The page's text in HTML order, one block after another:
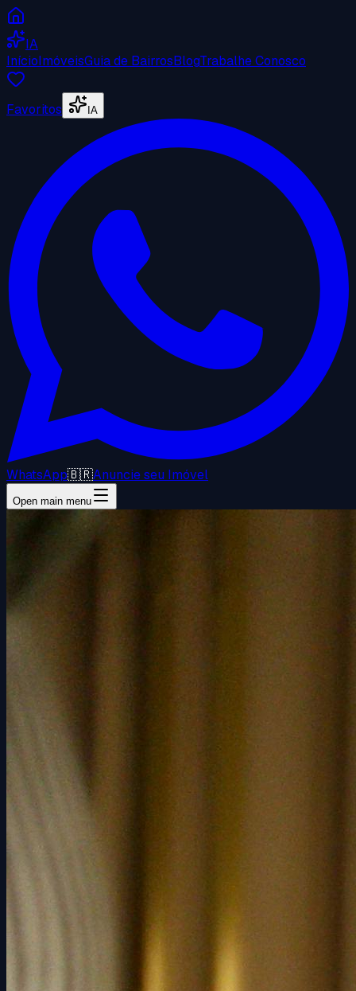
IA
InícioImóveisGuia de BairrosBlogTrabalhe Conosco
Favoritos IA
WhatsApp🇧🇷Anuncie seu Imóvel
Open main menu